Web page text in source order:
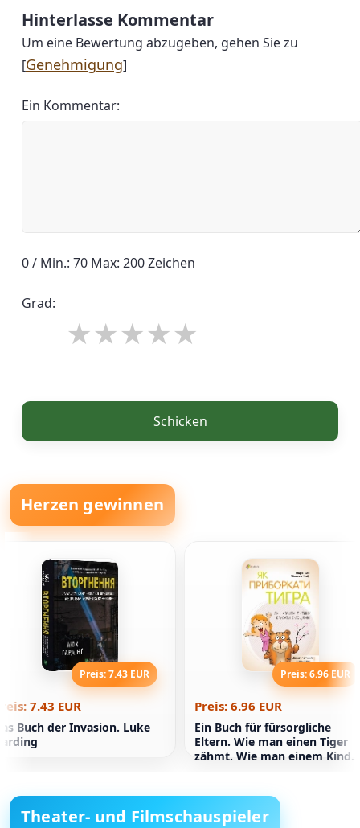
Hinterlasse Kommentar
Um eine Bewertung abzugeben, gehen Sie zu
[Genehmigung]
Ein Kommentar:
0 / Min.: 70 Max: 200 Zeichen
Grad:
Schicken
Herzen gewinnen
Preis: 7.43 EUR
7.43 EUR
Buch der Invasion. Luke
Preis: 6.96 EUR
Preis: 6.96 EUR
Ein Buch für fürsorgliche
Eltern. Wie man einen Tiger
zähmt. Wie man einem Kind
Theater- und Filmschauspieler